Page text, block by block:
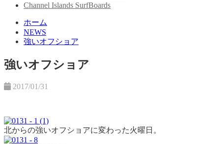
Channel Islands SurfBoards
ホーム
NEWS
強いオフショア
強いオフショア
2017/01/31
北からの強いオフショアに変わった火曜日。